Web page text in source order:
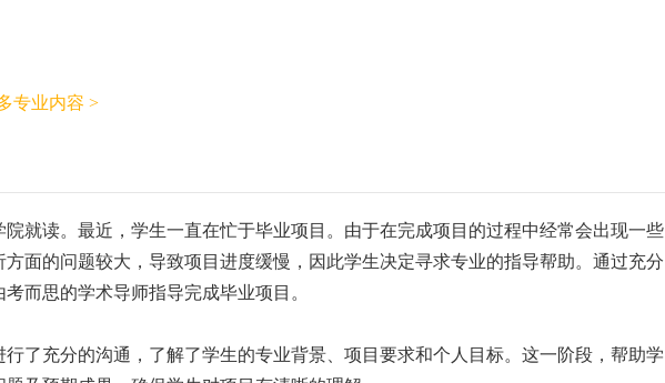
专业内容 >
院就读。最近，学生一直在忙于毕业项目。由于在完成项目的过程中经常会出现一些
方面的问题较大，导致项目进度缓慢，因此学生决定寻求专业的指导帮助。通过充分
而思的学术导师指导完成毕业项目。
了充分的沟通，了解了学生的专业背景、项目要求和个人目标。这一阶段，帮助学